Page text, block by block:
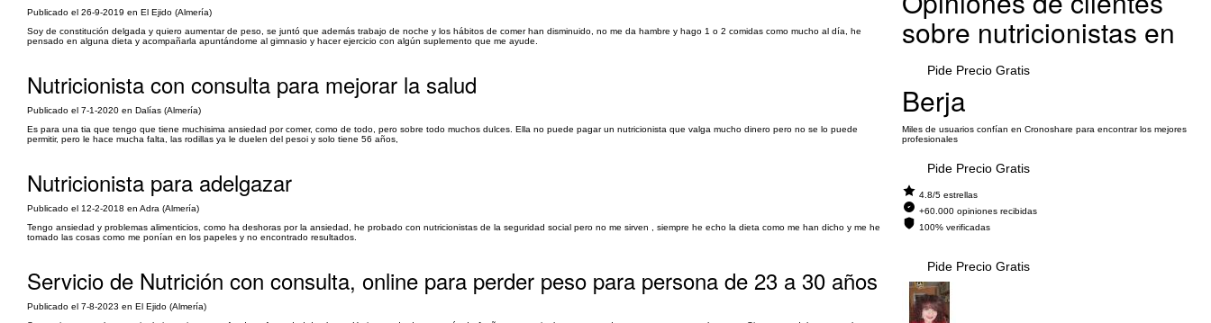
Publicado el 26-9-2019 en El Ejido (Almería)
Soy de constitución delgada y quiero aumentar de peso, se juntó que además trabajo de noche y los hábitos de comer han disminuido, no me da hambre y hago 1 o 2 comidas como mucho al día, he
pensado en alguna dieta y acompañarla apuntándome al gimnasio y hacer ejercicio con algún suplemento que me ayude.
Nutricionista con consulta para mejorar la salud
Publicado el 7-1-2020 en Dalías (Almería)
Es para una tia que tengo que tiene muchisima ansiedad por comer, como de todo, pero sobre todo muchos dulces. Ella no puede pagar un nutricionista que valga mucho dinero pero no se lo puede
permitir, pero le hace mucha falta, las rodillas ya le duelen del pesoi y solo tiene 56 años,
Pide Precio Gratis
Nutricionista para adelgazar
Publicado el 12-2-2018 en Adra (Almería)
Tengo ansiedad y problemas alimenticios, como ha deshoras por la ansiedad, he probado con nutricionistas de la seguridad social pero no me sirven , siempre he echo la dieta como me han dicho y me he
tomado las cosas como me ponían en los papeles y no encontrado resultados.
Pide Precio Gratis
Servicio de Nutrición con consulta, online para perder peso para persona de 23 a 30 años
Publicado el 7-8-2023 en El Ejido (Almería)
Pide Precio Gratis
sobre nutricionistas en
Berja
Miles de usuarios confían en Cronoshare para encontrar los mejores
profesionales
4.8/5 estrellas
+60.000 opiniones recibidas
100% verificadas